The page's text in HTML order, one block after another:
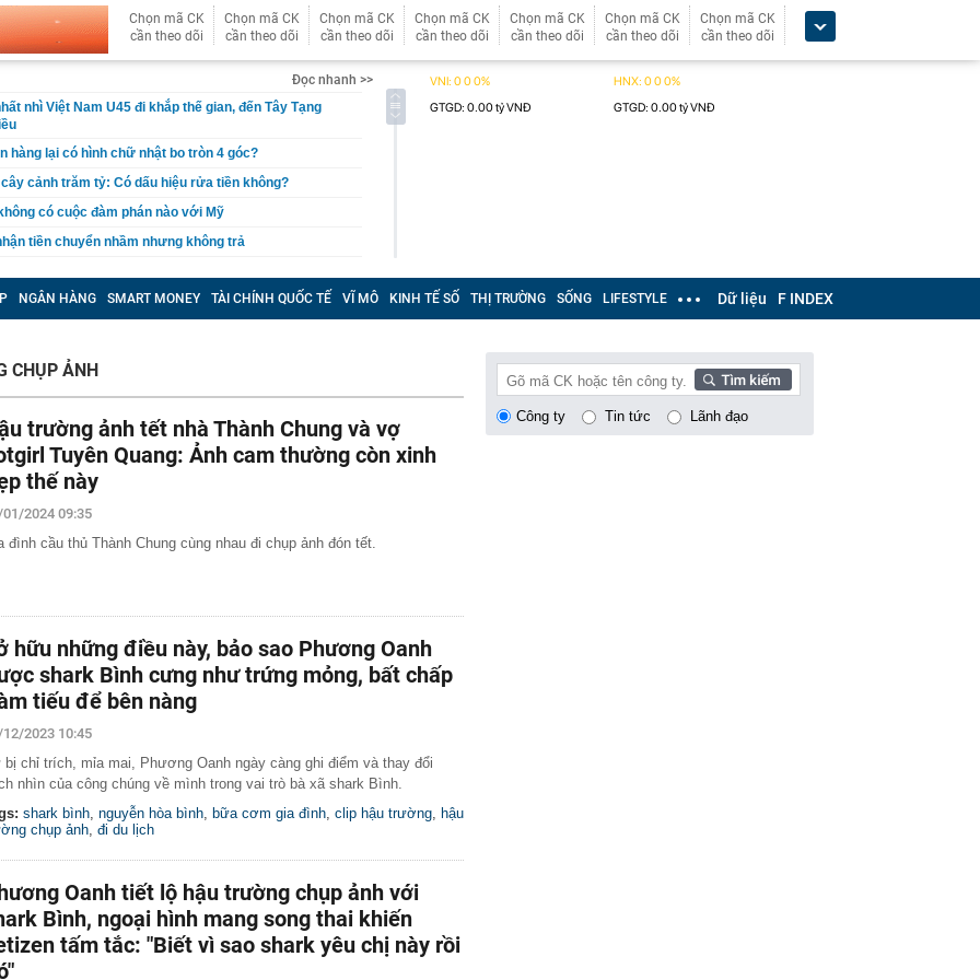
Chọn mã CK
cần theo dõi
Chọn mã CK
cần theo dõi
Chọn mã CK
cần theo dõi
Chọn mã CK
cần theo dõi
Chọn mã CK
cần theo dõi
Chọn mã CK
cần theo dõi
Chọn mã CK
cần theo dõi
Đọc nhanh >>
nhì Việt Nam U45 đi khắp thế gian, đến Tây Tạng
hàng lại có hình chữ nhật bo tròn 4 góc?
cây cảnh trăm tỷ: Có dấu hiệu rửa tiền không?
có cuộc đàm phán nào với Mỹ
tiền chuyển nhầm nhưng không trả
đồng tiền mặt và loạt thiết bị bí mật trong một căn hộ
tố Võ Thị Mai SN 1973 cùng 8 người khác
nơi ở của Huấn Hoa Hồng
số Power 6/55 - Kết quả xổ số Vietlott hôm nay
6/8 tại Agribank, Vietcombank, BIDV, VietinBank,
HDBank,...
HAGL chốt thời gian IPO 18,8 triệu cổ phiếu
400 ABS trình làng bản nâng cấp tương thích xăng
thị trường thẻ tín dụng: Các ngân hàng chuyển từ
sang "may đo" trải nghiệm cho từng khách hàng
giao dịch chuyển khoản 747.500.000 đồng giữa
Hoa và Trần Văn Phúc: 1 người được mời đến
việc
giảng viên thanh nhạc đắt show nhất Việt Nam: 11
xin lỗi
mét, phát hiện 1,78 triệu tấn kim loại, lập kỷ lục cả
trăm năm
hàng phát sinh 12 giao dịch chuyển khoản liên tiếp với
NGÂN HÀNG SMART MONEY TÀI CHÍNH QUỐC TẾ VĨ MÔ KINH TẾ SỐ THỊ TRƯỜNG SỐNG LIFESTYLE Dữ liệu F INDEX
CHỤP ẢNH
trường ảnh tết nhà Thành Chung và vợ
Tuyên Quang: Ảnh cam thường còn xinh
thế này
2024 09:35
đình cầu thủ Thành Chung cùng nhau đi chụp ảnh đón tết.
hữu những điều này, bảo sao Phương Oanh
shark Bình cưng như trứng mỏng, bất chấp
tiếu để bên nàng
2023 10:45
bị chỉ trích, mỉa mai, Phương Oanh ngày càng ghi điểm và thay đổi
nhìn của công chúng về mình trong vai trò bà xã shark Bình.
shark bình nguyễn hòa bình bữa cơm gia đình clip hậu trường hậu
chụp ảnh đi du lịch
Oanh tiết lộ hậu trường chụp ảnh với
Bình, ngoại hình mang song thai khiến
tấm tắc: "Biết vì sao shark yêu chị này rồi
Công ty Tin tức Lãnh đạo